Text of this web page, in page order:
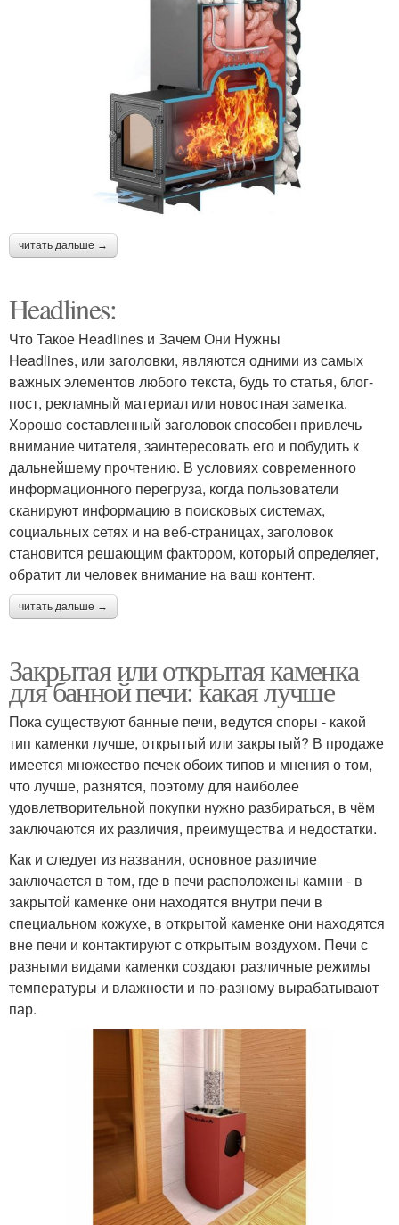
читать дальше →
Headlines:
Что Такое Headlines и Зачем Они Нужны
Headlines, или заголовки, являются одними из самых
важных элементов любого текста, будь то статья, блог-
пост, рекламный материал или новостная заметка.
Хорошо составленный заголовок способен привлечь
внимание читателя, заинтересовать его и побудить к
дальнейшему прочтению. В условиях современного
информационного перегруза, когда пользователи
сканируют информацию в поисковых системах,
социальных сетях и на веб-страницах, заголовок
становится решающим фактором, который определяет,
обратит ли человек внимание на ваш контент.
читать дальше →
Закрытая или открытая каменка
для банной печи: какая лучше
Пока существуют банные печи, ведутся споры - какой
тип каменки лучше, открытый или закрытый? В продаже
имеется множество печек обоих типов и мнения о том,
что лучше, разнятся, поэтому для наиболее
удовлетворительной покупки нужно разбираться, в чём
заключаются их различия, преимущества и недостатки.
Как и следует из названия, основное различие
заключается в том, где в печи расположены камни - в
закрытой каменке они находятся внутри печи в
специальном кожухе, в открытой каменке они находятся
вне печи и контактируют с открытым воздухом. Печи с
разными видами каменки создают различные режимы
температуры и влажности и по-разному вырабатывают
пар.